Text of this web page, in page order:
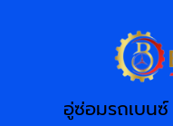
อู่ซ่อมรถเบน